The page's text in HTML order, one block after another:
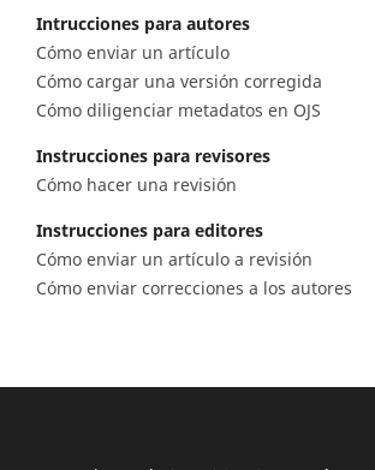
Intrucciones para autores
Cómo enviar un artículo
Cómo cargar una versión corregida
Cómo diligenciar metadatos en OJS
Instrucciones para revisores
Cómo hacer una revisión
Instrucciones para editores
Cómo enviar un artículo a revisión
Cómo enviar correcciones a los autores